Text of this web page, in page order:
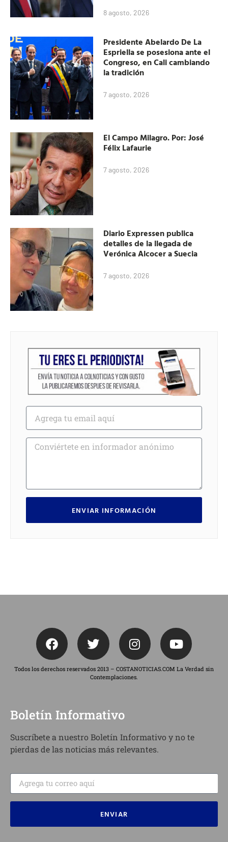
8 agosto, 2026
Presidente Abelardo De La
Espriella se posesiona ante el
Congreso, en Cali cambiando
la tradición
7 agosto, 2026
El Campo Milagro. Por: José
Félix Lafaurie
7 agosto, 2026
Diario Expressen publica
detalles de la llegada de
Verónica Alcocer a Suecia
7 agosto, 2026
ENVIAR INFORMACIÓN
Todos los derechos reservados 2013 – COSTANOTICIAS.COM La Verdad sin
Contemplaciones.
Boletín Informativo
Suscríbete a nuestro Boletín Informativo y no te
pierdas de las noticias más relevantes.
ENVIAR